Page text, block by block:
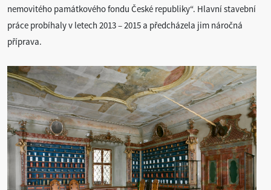
nemovitého památkového fondu České republiky“. Hlavní stavební
práce probíhaly v letech 2013 – 2015 a předcházela jim náročná
příprava.